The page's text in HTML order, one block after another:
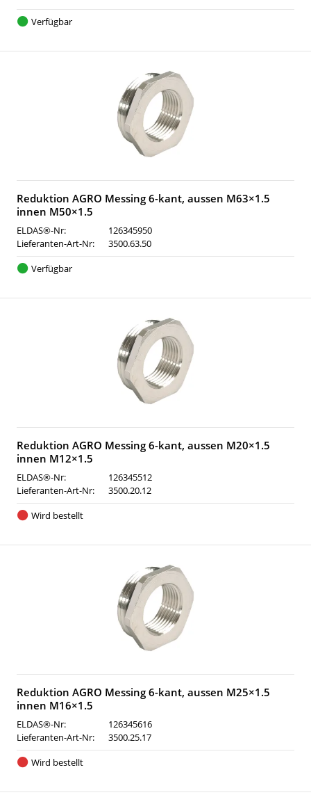
Verfügbar
Reduktion AGRO Messing 6-kant, aussen M63×1.5
innen M50×1.5
ELDAS®-Nr:
126345950
Lieferanten-Art-Nr:
3500.63.50
Verfügbar
Reduktion AGRO Messing 6-kant, aussen M20×1.5
innen M12×1.5
ELDAS®-Nr:
126345512
Lieferanten-Art-Nr:
3500.20.12
Wird bestellt
Reduktion AGRO Messing 6-kant, aussen M25×1.5
innen M16×1.5
ELDAS®-Nr:
126345616
Lieferanten-Art-Nr:
3500.25.17
Wird bestellt